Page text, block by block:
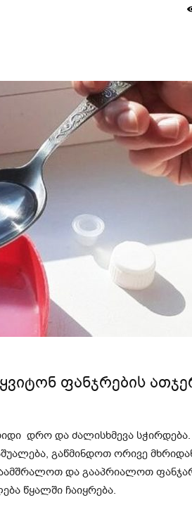
ფანჯრების
დრო და ძალისხმევა
გაწმინდოთ ორივე
და გააპრიალოთ
წყალში ჩაიყრება.